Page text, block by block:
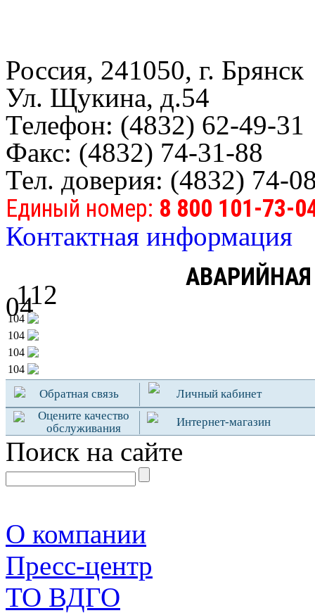
Россия, 241050, г. Брянск
Ул. Щукина, д.54
Телефон: (4832) 62-49-31
Факс: (4832) 74-31-88
Тел. доверия: (4832) 74-
Единый номер: 8 800 101-73-
Контактная информация
04
112
104
104
104
104
Обратная связь
Личный кабинет
Оцените качество
обслуживания
Интернет-магазин
Поиск на сайте
О компании
Пресс-центр
TO ВДГО